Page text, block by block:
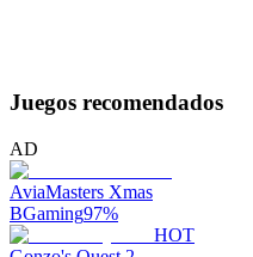
Juegos recomendados
AD
AviaMasters Xmas
BGaming97%
HOT